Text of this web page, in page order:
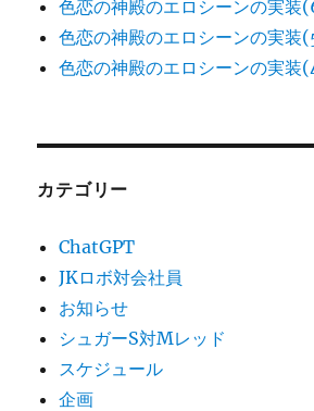
色恋の神殿のエロシーンの実装
色恋の神殿のエロシーンの実装
色恋の神殿のエロシーンの実装
カテゴリー
ChatGPT
JKロボ対会社員
お知らせ
シュガーS対Mレッド
スケジュール
企画